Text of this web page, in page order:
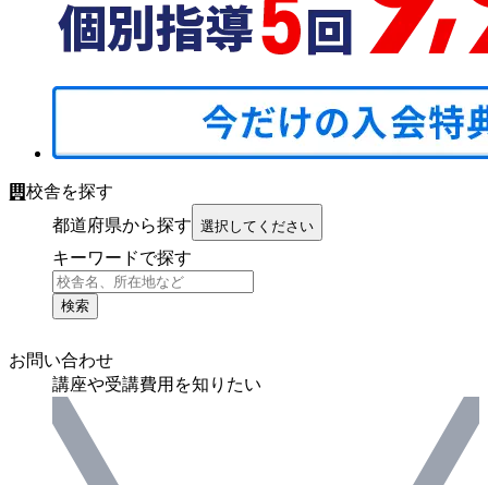
校舎を探す
都道府県から探す 選択してください
キーワードで探す
検索
お問い合わせ
講座や受講費用を知りたい